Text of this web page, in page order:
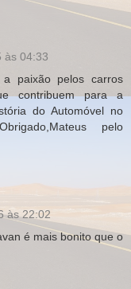
às 04:33
paixão pelos carros
contribuem para a
do Automóvel no
pelo
às 22:02
é mais bonito que o